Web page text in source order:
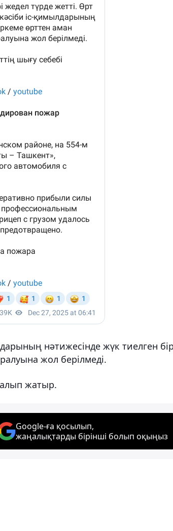
нәтижесінде жүк тиелген
жол берілмеді.
жатыр.
Google-ға қосылып,
жаңалықтарды бірінші болып оқыңыз